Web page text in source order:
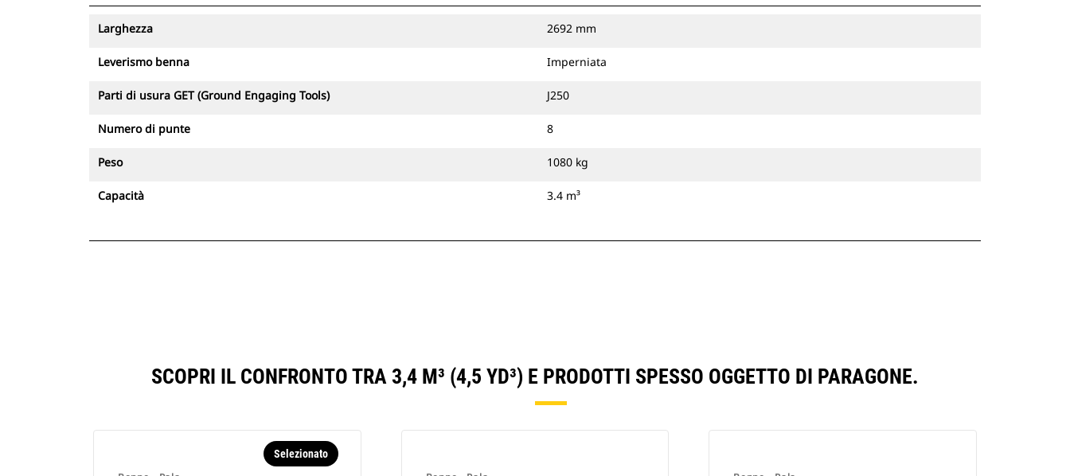
Larghezza 2692 mm
Leverismo benna Imperniata
Parti di usura GET (Ground Engaging Tools) J250
Numero di punte 8
Peso 1080 kg
Capacità 3.4 m³
SCOPRI IL CONFRONTO TRA 3,4 M³ (4,5 YD³) E PRODOTTI SPESSO OGGETTO DI PARAGONE.
Selezionato